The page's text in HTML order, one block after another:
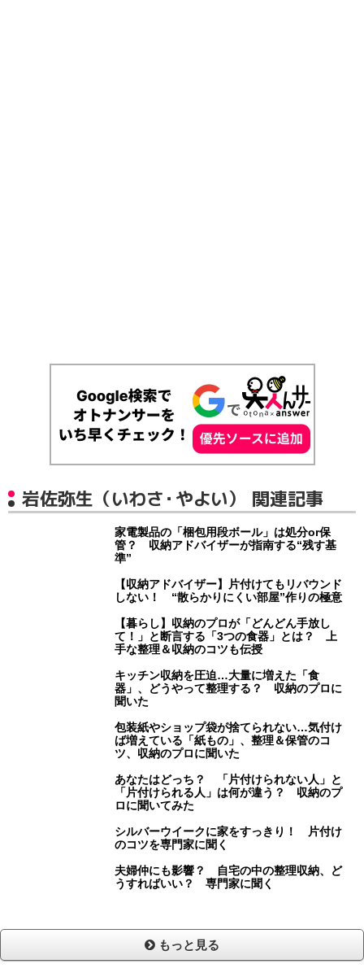
岩佐弥生（いわさ・やよい） 関連記事
家電製品の「梱包用段ボール」は処分or保
管？ 収納アドバイザーが指南する“残す基
準”
【収納アドバイザー】片付けてもリバウンド
しない！ “散らかりにくい部屋”作りの極意
【暮らし】収納のプロが「どんどん手放し
て！」と断言する「3つの食器」とは？ 上
手な整理＆収納のコツも伝授
キッチン収納を圧迫…大量に増えた「食
器」、どうやって整理する？ 収納のプロに
聞いた
包装紙やショップ袋が捨てられない…気付け
ば増えている「紙もの」、整理＆保管のコ
ツ、収納のプロに聞いた
あなたはどっち？ 「片付けられない人」と
「片付けられる人」は何が違う？ 収納のプ
ロに聞いてみた
シルバーウイークに家をすっきり！ 片付け
のコツを専門家に聞く
夫婦仲にも影響？ 自宅の中の整理収納、ど
うすればいい？ 専門家に聞く
もっと見る